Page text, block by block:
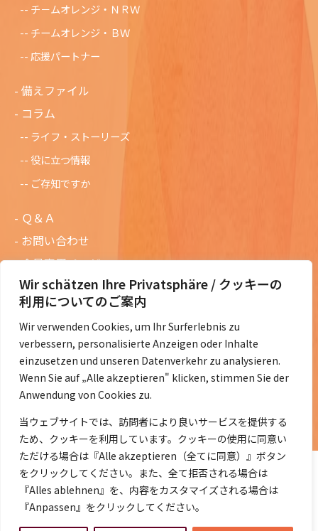
Wir schätzen Ihre Privatsphäre / クッキーの
利用についてのご案内
Wir verwenden Cookies, um Ihr Surferlebnis zu
verbessern, personalisierte Anzeigen oder Inhalte
einzusetzen und unseren Datenverkehr zu analysieren.
Wenn Sie auf „Alle akzeptieren" klicken, stimmen Sie der
Anwendung von Cookies zu.
当ウェブサイトでは、訪問者により良いサービスを提供する
ため、クッキーを利用しています。クッキーの使用に同意い
ただける場合は『Alle akzeptieren（全てに同意）』ボタン
をクリックしてください。また、全て拒否される場合は
『Alles ablehnen』を、内容をカスタマイズされる場合は
『Anpassen』をクリックしてください。
チ－ムオレンジ・ＮＲＷ
チームオレンジ・ＢＷ
応援パートナー
備えファイル
コラム
ライフ・ストーリーズ
役に立つ情報
ご存知ですか
Ｑ＆Ａ
お問い合わせ
会員専用ページ
ニュースレターバックナンバー
過去の講演資料
総会議事録
定款・会費規定など
コラムの紹介
コラム一覧